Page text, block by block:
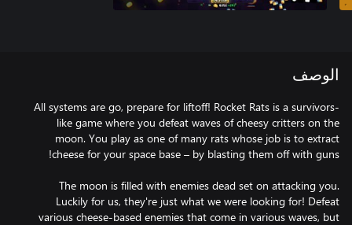
الوصف
All systems are go, prepare for liftoff! Rocket Rats is a survivors-
like game where you defeat waves of cheesy critters on the
moon. You play as one of many rats whose job is to extract
The moon is filled with enemies dead set on attacking you.
Luckily for us, they're just what we were looking for! Defeat
various cheese-based enemies that come in various waves, but